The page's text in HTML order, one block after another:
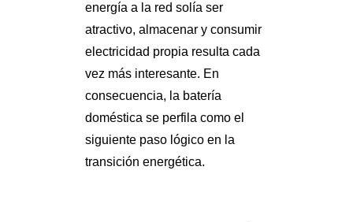
energía a la red solía ser
atractivo, almacenar y consumir
electricidad propia resulta cada
vez más interesante. En
consecuencia, la batería
doméstica se perfila como el
siguiente paso lógico en la
transición energética.